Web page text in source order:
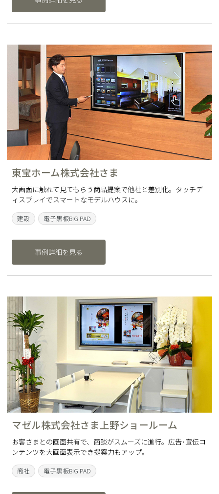
東宝ホーム株式会社さま
大画面に触れて見てもらう商品提案で他社と差別化。タッチデ
ィスプレイでスマートなモデルハウスに。
建設 電子黒板BIG PAD
事例詳細を見る
マゼル株式会社さま上野ショールーム
お客さまとの画面共有で、商談がスムーズに進行。広告･宣伝コ
ンテンツを大画面表示でき提案力もアップ。
商社 電子黒板BIG PAD